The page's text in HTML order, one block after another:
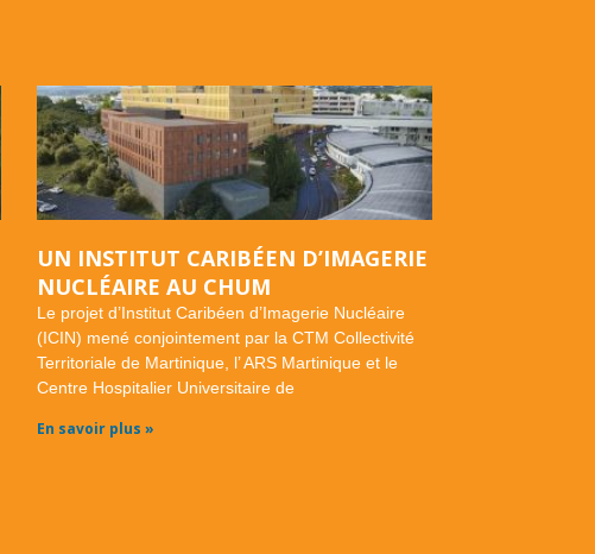
UN INSTITUT CARIBÉEN D’IMAGERIE
NUCLÉAIRE AU CHUM
Le projet d’Institut Caribéen d’Imagerie Nucléaire
(ICIN) mené conjointement par la CTM Collectivité
Territoriale de Martinique, l’ ARS Martinique et le
Centre Hospitalier Universitaire de
En savoir plus »